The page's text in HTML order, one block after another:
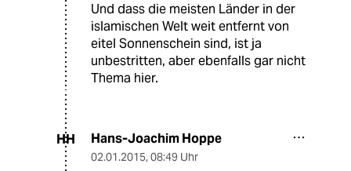
Und dass die meisten Länder in der
islamischen Welt weit entfernt von
eitel Sonnenschein sind, ist ja
unbestritten, aber ebenfalls gar nicht
Thema hier.
HH Hans-Joachim Hoppe
02.01.2015, 08:49 Uhr